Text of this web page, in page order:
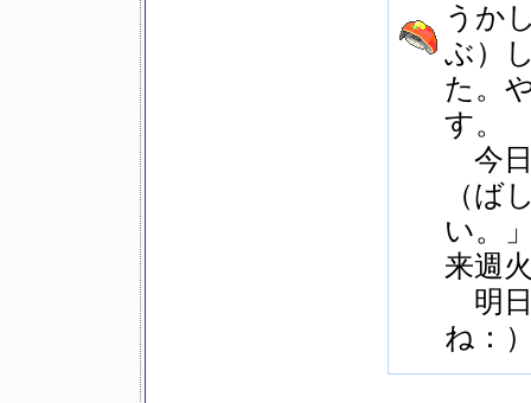
うか
ぶ）
た。
す。
今日
（ば
い。
来週
明日
ね：